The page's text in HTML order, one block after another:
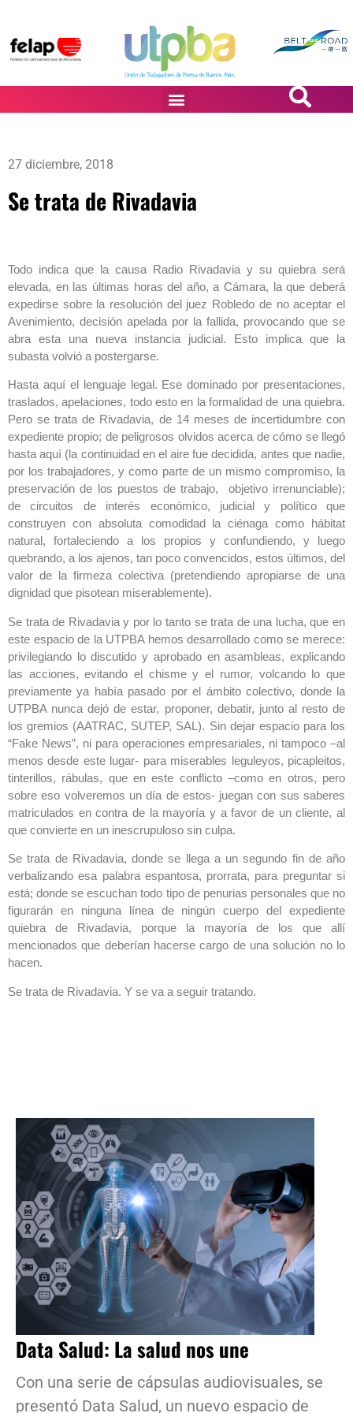
27 diciembre, 2018
Se trata de Rivadavia
Todo indica que la causa Radio Rivadavia y su quiebra será
elevada, en las últimas horas del año, a Cámara, la que deberá
expedirse sobre la resolución del juez Robledo de no aceptar el
Avenimiento, decisión apelada por la fallida, provocando que se
abra esta una nueva instancia judicial. Esto implica que la
subasta volvió a postergarse.
Hasta aquí el lenguaje legal. Ese dominado por presentaciones,
traslados, apelaciones, todo esto en la formalidad de una quiebra.
Pero se trata de Rivadavia, de 14 meses de incertidumbre con
expediente propio; de peligrosos olvidos acerca de cómo se llegó
hasta aquí (la continuidad en el aire fue decidida, antes que nadie,
por los trabajadores, y como parte de un mismo compromiso, la
preservación de los puestos de trabajo, objetivo irrenunciable);
de circuitos de interés económico, judicial y político que
construyen con absoluta comodidad la ciénaga como hábitat
natural, fortaleciendo a los propios y confundiendo, y luego
quebrando, a los ajenos, tan poco convencidos, estos últimos, del
valor de la firmeza colectiva (pretendiendo apropiarse de una
dignidad que pisotean miserablemente).
Se trata de Rivadavia y por lo tanto se trata de una lucha, que en
este espacio de la UTPBA hemos desarrollado como se merece:
privilegiando lo discutido y aprobado en asambleas, explicando
las acciones, evitando el chisme y el rumor, volcando lo que
previamente ya había pasado por el ámbito colectivo, donde la
UTPBA nunca dejó de estar, proponer, debatir, junto al resto de
los gremios (AATRAC, SUTEP, SAL). Sin dejar espacio para los
“Fake News”, ni para operaciones empresariales, ni tampoco –al
menos desde este lugar- para miserables leguleyos, picapleitos,
tinterillos, rábulas, que en este conflicto –como en otros, pero
sobre eso volveremos un día de estos- juegan con sus saberes
matriculados en contra de la mayoría y a favor de un cliente, al
que convierte en un inescrupuloso sin culpa.
Se trata de Rivadavia, donde se llega a un segundo fin de año
verbalizando esa palabra espantosa, prorrata, para preguntar si
está; donde se escuchan todo tipo de penurias personales que no
figurarán en ninguna línea de ningún cuerpo del expediente
quiebra de Rivadavia, porque la mayoría de los que allí
mencionados que deberían hacerse cargo de una solución no lo
hacen.
Se trata de Rivadavia. Y se va a seguir tratando.
Data Salud: La salud nos une
Con una serie de cápsulas audiovisuales, se
presentó Data Salud, un nuevo espacio de